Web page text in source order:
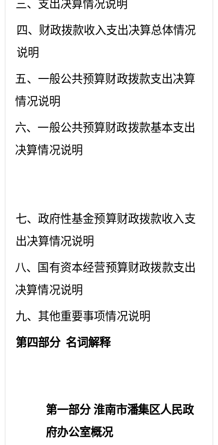
三、支出决算情况说明
四、财政拨款收入支出决算总体情况
说明
五、一般公共预算财政拨款支出决算
情况说明
六、一般公共预算财政拨款基本支出
决算情况说明
七、政府性基金预算财政拨款收入支
出决算情况说明
八、国有资本经营预算财政拨款支出
决算情况说明
九、其他重要事项情况说明
第四部分 名词解释
第一部分 淮南市潘集区人民政
府办公室概况